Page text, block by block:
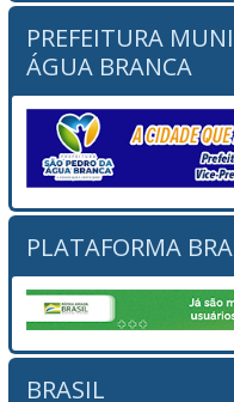
PREFEITURA
ÁGUA BRANCA
PLATAFORMA
BRASIL